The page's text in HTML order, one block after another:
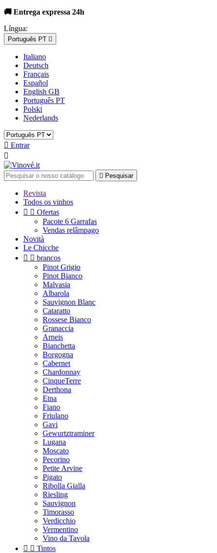
🚚 Entrega expressa 24h
Língua:
Português PT 
Italiano
Deutsch
Français
Español
English GB
Português PT
Polski
Nederlands
 Entrar

 Pesquisar
Revista
Todos os vinhos
  Ofertas
Pacote 6 Garrafas
Vendas relâmpago
Novità
Le Chicche
  brancos
Pinot Grigio
Pinot Bianco
Malvasia
Albarola
Sauvignon Blanc
Cataratto
Rossese Bianco
Granaccia
Arneis
Bianchetta
Borgogna
Cabernet
Chardonnay
CinqueTerre
Derthona
Etna
Fiano
Friulano
Gavi
Gewurtztraminer
Lugana
Moscato
Pecorino
Petite Arvine
Pigato
Ribolla Gialla
Riesling
Sauvignon
Timorasso
Verdicchio
Vermentino
Vino da Tavola
  Tintos